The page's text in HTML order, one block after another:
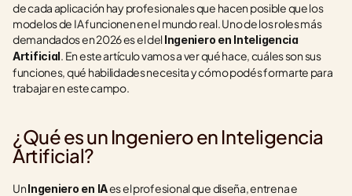
de cada aplicación hay profesionales que hacen posible que los
modelos de IA funcionen en el mundo real. Uno de los roles más
demandados en 2026 es el del Ingeniero en Inteligencia
Artificial. En este artículo vamos a ver qué hace, cuáles son sus
funciones, qué habilidades necesita y cómo podés formarte para
trabajar en este campo.
¿Qué es un Ingeniero en Inteligencia
Artificial?
Un Ingeniero en IA es el profesional que diseña, entrena e